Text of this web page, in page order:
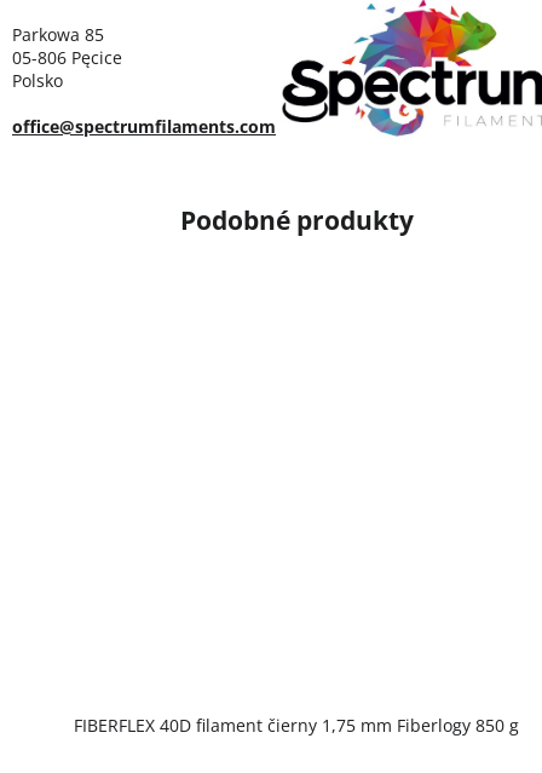
FIBERFLEX 40D filament čierny 1,75 mm Fiberlogy 850 g
Parkowa 85
05-806 Pęcice
Polsko
office@spectrumfilaments.com